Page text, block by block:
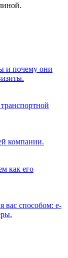
и почему они
компании.
как его
вас способом: e-